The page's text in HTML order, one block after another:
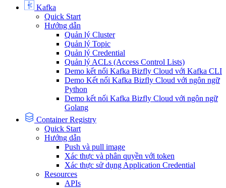
Kafka
Quick Start
Hướng dẫn
Quản lý Cluster
Quản lý Topic
Quản lý Credential
Quản lý ACLs (Access Control Lists)
Demo kết nối Kafka Bizfly Cloud với Kafka CLI
Demo Kết nối Kafka Bizfly Cloud với ngôn ngữ
Python
Demo kết nối Kafka Bizfly Cloud với ngôn ngữ
Golang
Container Registry
Quick Start
Hướng dẫn
Push và pull image
Xác thực và phân quyền với token
Xác thực sử dụng Application Credential
Resources
APIs